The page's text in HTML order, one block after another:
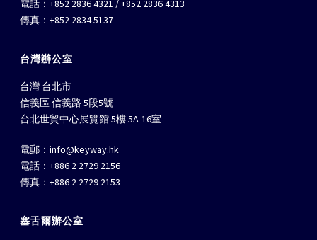
電話：+852 2836 4321 / +852 2836 4313
傳真：+852 2834 5137
台灣辦公室
台灣 台北市
信義區 信義路 5段5號
台北世貿中心展覽館 5樓 5A-16室
電郵：info@keyway.hk
電話：+886 2 2729 2156
傳真：+886 2 2729 2153
塞舌爾辦公室